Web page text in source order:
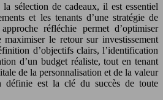
sélection de cadeaux, il est essentiel
et les tenants d’une stratégie de
réfléchie permet d’optimiser
maximiser le retour sur investissement
d’objectifs clairs, l’identification
d’un budget réaliste, tout en tenant
de la personnalisation et de la valeur
définie est la clé du succès de toute